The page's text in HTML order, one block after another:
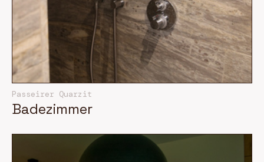
Passeirer Quarzit
Badezimmer